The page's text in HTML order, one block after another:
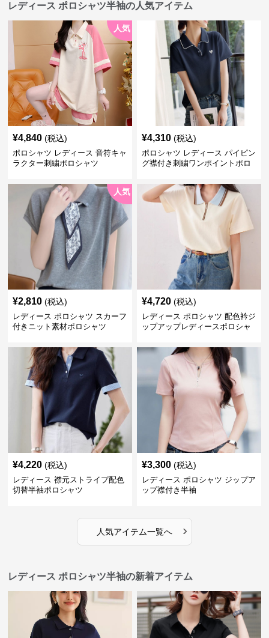
レディース ポロシャツ半袖の人気アイテム
人気
¥4,840 (税込)
ポロシャツ レディース 音符キャ
ラクター刺繍ポロシャツ
¥4,310 (税込)
ポロシャツ レディース パイピン
グ襟付き刺繍ワンポイントポロ
人気
¥2,810 (税込)
レディース ポロシャツ スカーフ
付きニット素材ポロシャツ
¥4,720 (税込)
レディース ポロシャツ 配色衿ジ
ップアップレディースポロシャ
¥4,220 (税込)
レディース 襟元ストライプ配色
切替半袖ポロシャツ
¥3,300 (税込)
レディース ポロシャツ ジップア
ップ襟付き半袖
人気アイテム一覧へ ›
レディース ポロシャツ半袖の新着アイテム